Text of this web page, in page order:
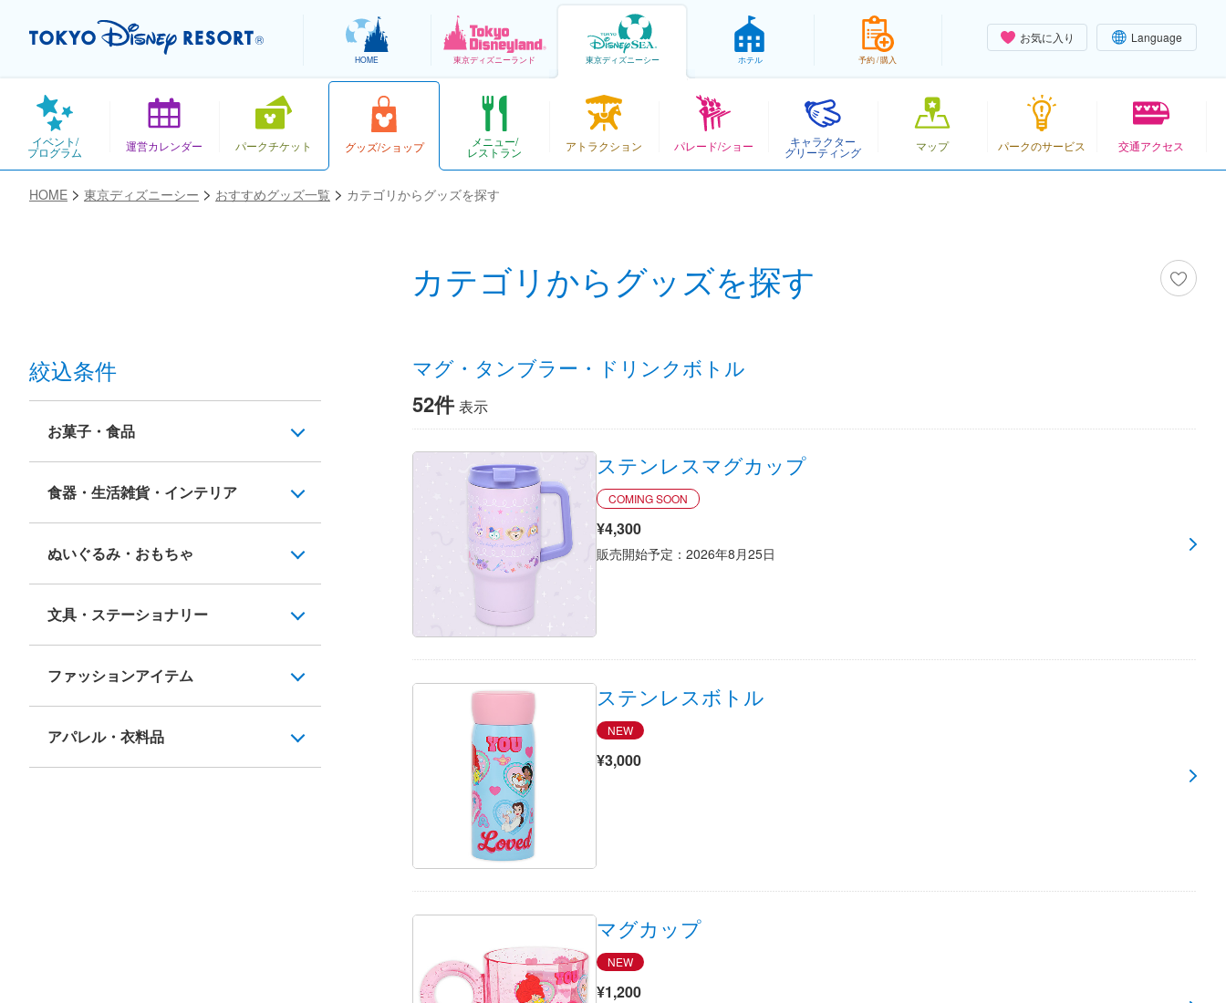
お気に入り Language
HOME 東京ディズニーランド 東京ディズニーシー ホテル 予約 / 購入
イベント/
プログラム 運営カレンダー パークチケット グッズ/ショップ メニュー/
レストラン アトラクション パレード/ショー キャラクター
グリーティング マップ パークのサービス 交通アクセス
HOME 東京ディズニーシー おすすめグッズ一覧 カテゴリからグッズを探す
カテゴリからグッズを探す
絞込条件
お菓子・食品
食器・生活雑貨・インテリア
ぬいぐるみ・おもちゃ
文具・ステーショナリー
ファッションアイテム
アパレル・衣料品
マグ・タンブラー・ドリンクボトル
52件 表示
ステンレスマグカップ
COMING SOON
¥4,300
販売開始予定：2026年8月25日
ステンレスボトル
NEW
¥3,000
マグカップ
NEW
¥1,200